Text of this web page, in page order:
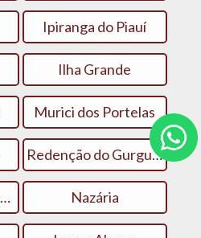
Ipiranga do Piauí
Ilha Grande
Murici dos Portelas
Redenção do Gurgueia
Nossa Senhora dos Remédios Nazária